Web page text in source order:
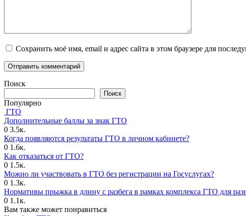
Сохранить моё имя, email и адрес сайта в этом браузере для
Поиск
Поиск
Популярно
ГТО
Дополнительные баллы за знак ГТО
0 3.5к.
Когда появляются результаты ГТО в личном кабинете?
0 1.6к.
Как отказаться от ГТО?
0 1.5к.
Можно ли участвовать в ГТО без регистрации на Госуслугах?
0 1.3к.
Нормативы прыжка в длину с разбега в рамках комплекса ГТО для
0 1.1к.
Вам также может понравиться